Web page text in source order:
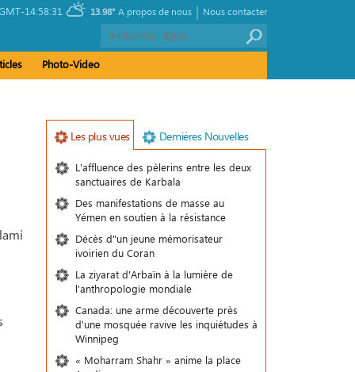
14:58:31 13.98° Nous contacter
|
A propos de nous
Photo-Video
Les plus vues Demiéres Nouvelles
L'affluence des pèlerins entre les deux
sanctuaires de Karbala
Des manifestations de masse au
Yémen en soutien à la résistance
Décès d"un jeune mémorisateur
ivoirien du Coran
La ziyarat d'Arbaïn à la lumière de
l'anthropologie mondiale
Canada: une arme découverte près
d'une mosquée ravive les inquiétudes à
Winnipeg
« Moharram Shahr » anime la place